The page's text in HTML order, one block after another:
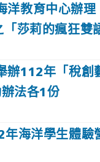
洋教育中心辦
莎莉的瘋狂雙
辦112年「稅
法各1份
海洋學生體驗